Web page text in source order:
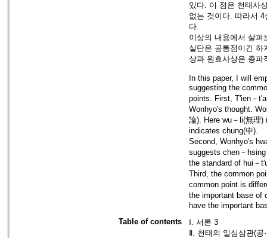
있다. 이 점은 천태사
없는 것이다. 따라서
다.
이상의 내용에서 살
실단은 공통점이긴
상과 원효사상은 종파
In this paper, I will
suggesting the
points. First, T'ien－
Wonhyo's thought.
論). Here wu－li(無理
indicates chung(中).
Second, Wonhyo's
suggests chen－
the standard of hui－
Third, the common
common point is
the important base of
have the important
Table of contents
Ⅰ. 서론 3
Ⅱ. 천태의 일심삼관(공